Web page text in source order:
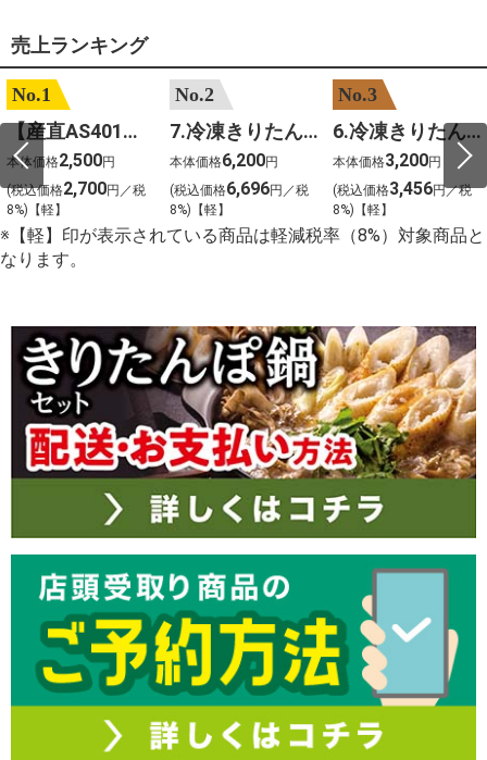
売上ランキング
No.1
【産直AS401】嶽きみ（サニーショコラ）６本
本体価格2,500円
(税込価格2,700円／税
8%)【軽】
No.2
7.冷凍きりたんぽセットM 野菜なし 4人前
本体価格6,200円
(税込価格6,696円／税
8%)【軽】
No.3
6.冷凍きりたんぽセットＳ 野菜なし 2人前
本体価格3,200円
(税込価格3,456円／税
8%)【軽】
※【軽】印が表示されている商品は軽減税率（8%）対象商品と
なります。